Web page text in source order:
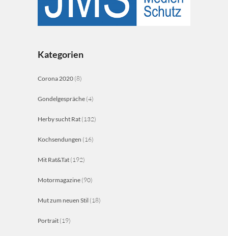
Kategorien
Corona 2020 (8)
Gondelgespräche (4)
Herby sucht Rat (132)
Kochsendungen (16)
Mit Rat&Tat (192)
Motormagazine (90)
Mut zum neuen Stil (18)
Portrait (19)